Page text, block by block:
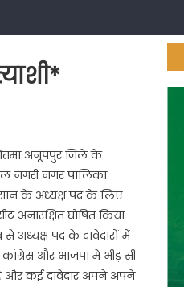
अनूपपुर जिले के
नगरी नगर पालिका
के अध्यक्ष पद के लिए
अनारक्षित घोषित किया
से अध्यक्ष पद के दावेदारों में
और भाजपा मे भीड़ सी
कई दावेदार अपने अपने